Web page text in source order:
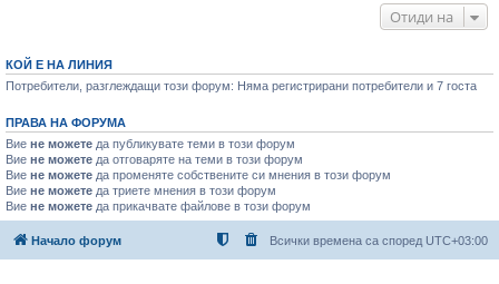
Отиди на
КОЙ Е НА ЛИНИЯ
Потребители, разглеждащи този форум: Няма регистрирани потребители и 7 госта
ПРАВА НА ФОРУМА
Вие не можете да публикувате теми в този форум
Вие не можете да отговаряте на теми в този форум
Вие не можете да променяте собствените си мнения в този форум
Вие не можете да триете мнения в този форум
Вие не можете да прикачвате файлове в този форум
Начало форум Всички времена са според UTC+03:00